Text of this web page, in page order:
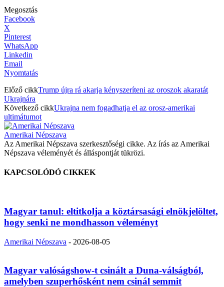
Megosztás
Facebook
X
Pinterest
WhatsApp
Linkedin
Email
Nyomtatás
Előző cikkTrump újra rá akarja kényszeríteni az oroszok akaratát
Ukrajnára
Következő cikkUkrajna nem fogadhatja el az orosz-amerikai
ultimátumot
Amerikai Népszava
Az Amerikai Népszava szerkesztőségi cikke. Az írás az Amerikai
Népszava véleményét és álláspontját tükrözi.
KAPCSOLÓDÓ CIKKEK
Magyar tanul: eltitkolja a köztársasági elnökjelöltet,
hogy senki ne mondhasson véleményt
Amerikai Népszava - 2026-08-05
Magyar valóságshow-t csinált a Duna-válságból,
amelyben szuperhősként nem csinál semmit